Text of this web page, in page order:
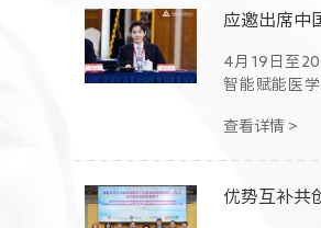
4月19日至
智能赋能医
在北京召开。
查看详情 >